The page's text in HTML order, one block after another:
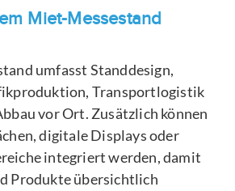
Miet-Messestand
umfasst Standdesign,
Transportlogistik
vor Ort. Zusätzlich können
digitale Displays oder
integriert werden, damit
Produkte übersichtlich